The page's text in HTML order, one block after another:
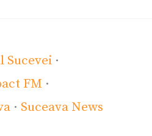
Sucevei ·
FM ·
· Suceava News